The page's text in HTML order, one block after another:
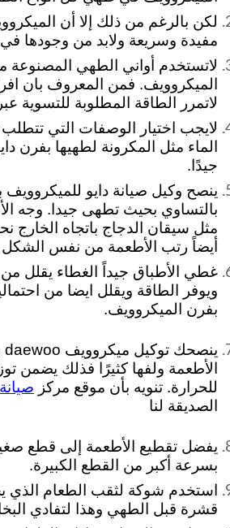
لكن بالرغم من ذلك إلا أن
مفيدة وسريعة ولابد من وجودها
لاتستخدم أواني الطهي المصنوعة
الميكروويف. فمن المعروف بان
لاتمرر الطاقة المطلوبة للتسوية
لايجب اختيار الوصفات التي
الماء مثل المكرونة لطهيها بفرن
جيدًا.
ينصح وكيل صيانة دايو للميكروويف
بالتساوي بحيث تطهى جيدا. وجه
مثل سيقان الدجاج باتجاه الخارج
أيضاً رتب الأطعمة من نفس الشكل
غطي الأطباق جيداً الغطاء يقلل
ويوفر الطاقة ويقلل ايضا من
بفرن الميكروويف.
الأطعمة ولفها كثيرًا فذلك يضمن
للحرارة. تنويه بأن موقع مركز صيانة LG
الصديقة لنا
يفضل تقطيع الأطعمة إلى قطع
بسرعة أكبر من القطع الكبيرة.
استخدم شوكة لثقب الطعام الذي
قشرة قبل الطهي وهذا لتفادي